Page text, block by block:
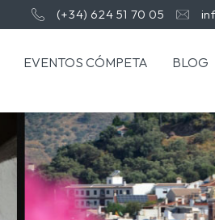
(+34) 624 51 70 05
EVENTOS CÓMPETA BLOG